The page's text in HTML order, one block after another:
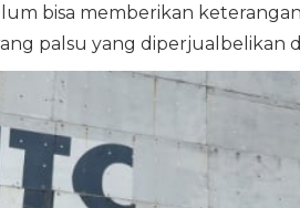
bisa memberikan
palsu yang diperjualbelikan